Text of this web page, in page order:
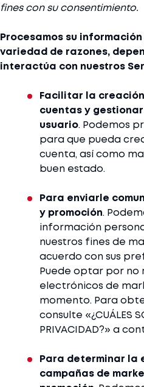
fines con su consentimiento.
Procesamos su
variedad de razones,
interactúa con nuestros
Facilitar la
cuentas y
usuario. Podemos
para que pueda
cuenta, así como
buen estado.
Para enviarle
y promoción.
información
nuestros fines de
acuerdo con sus
Puede optar por no
electrónicos de
momento. Para
consulte «¿CUÁLES
PRIVACIDAD?» a
Para determinar la
campañas de